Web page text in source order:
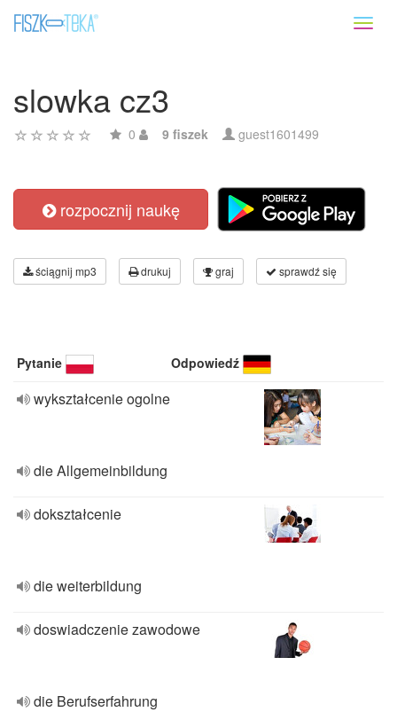
slowka cz3
0 9 fiszek guest1601499
rozpocznij naukę
ściągnij mp3 drukuj graj sprawdź się
Pytanie Odpowiedź
wykształcenie ogolne
die Allgemeinbildung
dokształcenie
die weiterbildung
doswiadczenie zawodowe
die Berufserfahrung